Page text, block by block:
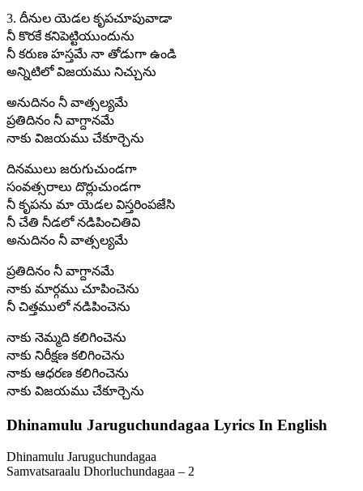
3. దీనుల యెడల కృపచూపువాడా
నీ కొరకే కనిపెట్టియుందును
నీ కరుణ హస్తమే నా తోడుగా ఉండి
అన్నిటిలో విజయము నిచ్చును
అనుదినం నీ వాత్సల్యమే
ప్రతిదినం నీ వాగ్దానమే
నాకు విజయము చేకూర్చెను
దినములు జరుగుచుండగా
సంవత్సరాలు దొర్లుచుండగా
నీ కృపను మా యెడల విస్తరింపజేసి
నీ చేతి నీడలో నడిపించితివి
అనుదినం నీ వాత్సల్యమే
ప్రతిదినం నీ వాగ్దానమే
నాకు మార్గము చూపించెను
నీ చిత్తములో నడిపించెను
నాకు నెమ్మది కలిగించెను
నాకు నిరీక్షణ కలిగించెను
నాకు ఆధరణ కలిగించెను
నాకు విజయము చేకూర్చెను
Dhinamulu Jaruguchundagaa Lyrics In English
Dhinamulu Jaruguchundagaa
Samvatsaraalu Dhorluchundagaa – 2